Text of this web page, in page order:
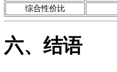
综合性价比
六、结语